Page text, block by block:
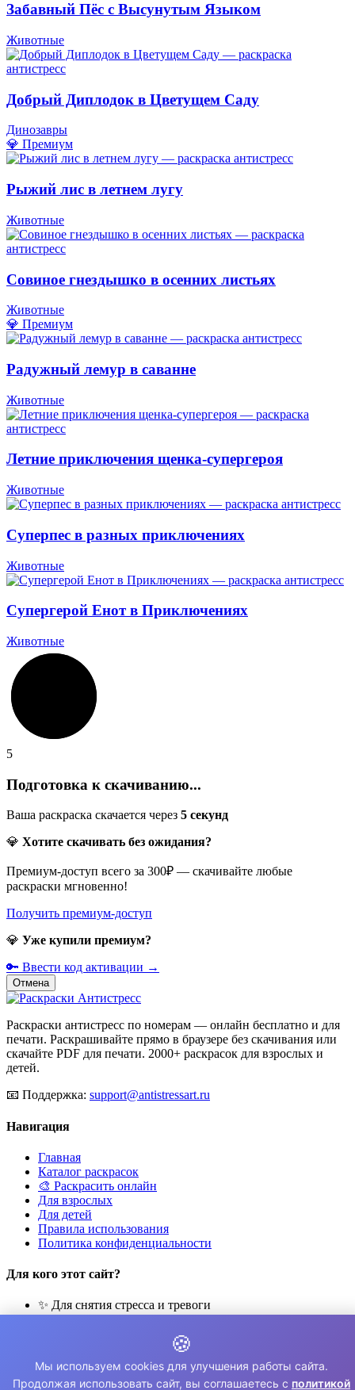
Забавный Пёс с Высунутым Языком
Животные
Добрый Диплодок в Цветущем Саду
Динозавры
💎 Премиум
Рыжий лис в летнем лугу
Животные
Совиное гнездышко в осенних листьях
Животные
💎 Премиум
Радужный лемур в саванне
Животные
Летние приключения щенка-супергероя
Животные
Суперпес в разных приключениях
Животные
Супергерой Енот в Приключениях
Животные
5
Подготовка к скачиванию...
Ваша раскраска скачается через 5 секунд
💎 Хотите скачивать без ожидания?
Премиум-доступ всего за 300₽ — скачивайте любые
раскраски мгновенно!
Получить премиум-доступ
💎 Уже купили премиум?
🔑 Ввести код активации →
Отмена
Раскраски антистресс по номерам — онлайн бесплатно и для
печати. Раскрашивайте прямо в браузере без скачивания или
скачайте PDF для печати. 2000+ раскрасок для взрослых и
детей.
📧 Поддержка: support@antistressart.ru
Навигация
Главная
Каталог раскрасок
🎨 Раскрасить онлайн
Для взрослых
Для детей
Правила использования
Политика конфиденциальности
Для кого этот сайт?
✨ Для снятия стресса и тревоги
🧘 Для медитации и расслабления
👨‍👩‍👧‍👦 Для семейного досуга
© 2026 Раскраски Антистресс. Все права защищены.
🍪
Мы используем cookies для улучшения работы сайта.
Продолжая использовать сайт, вы соглашаетесь с политикой